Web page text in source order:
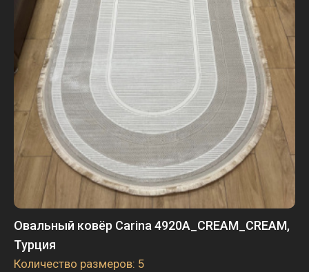
Овальный ковёр Carina 4920A_CREAM_CREAM,
Турция
Количество размеров: 5